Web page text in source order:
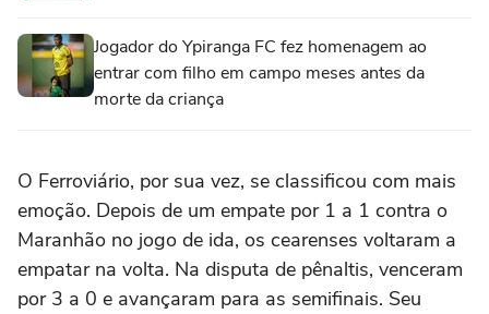
Jogador do Ypiranga FC fez homenagem ao
entrar com filho em campo meses antes da
morte da criança
O Ferroviário, por sua vez, se classificou com mais
emoção. Depois de um empate por 1 a 1 contra o
Maranhão no jogo de ida, os cearenses voltaram a
empatar na volta. Na disputa de pênaltis, venceram
por 3 a 0 e avançaram para as semifinais. Seu